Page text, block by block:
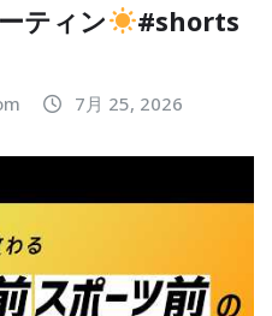
ティン
#shorts
7月 25, 2026